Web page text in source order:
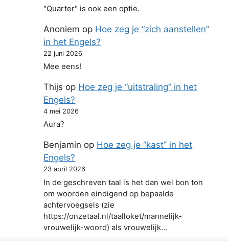
"Quarter" is ook een optie.
Anoniem op Hoe zeg je “zich aanstellen”
in het Engels?
22 juni 2026
Mee eens!
Thijs op Hoe zeg je “uitstraling” in het
Engels?
4 mei 2026
Aura?
Benjamin op Hoe zeg je “kast” in het
Engels?
23 april 2026
In de geschreven taal is het dan wel bon ton
om woorden eindigend op bepaalde
achtervoegsels (zie
https://onzetaal.nl/taalloket/mannelijk-
vrouwelijk-woord) als vrouwelijk…